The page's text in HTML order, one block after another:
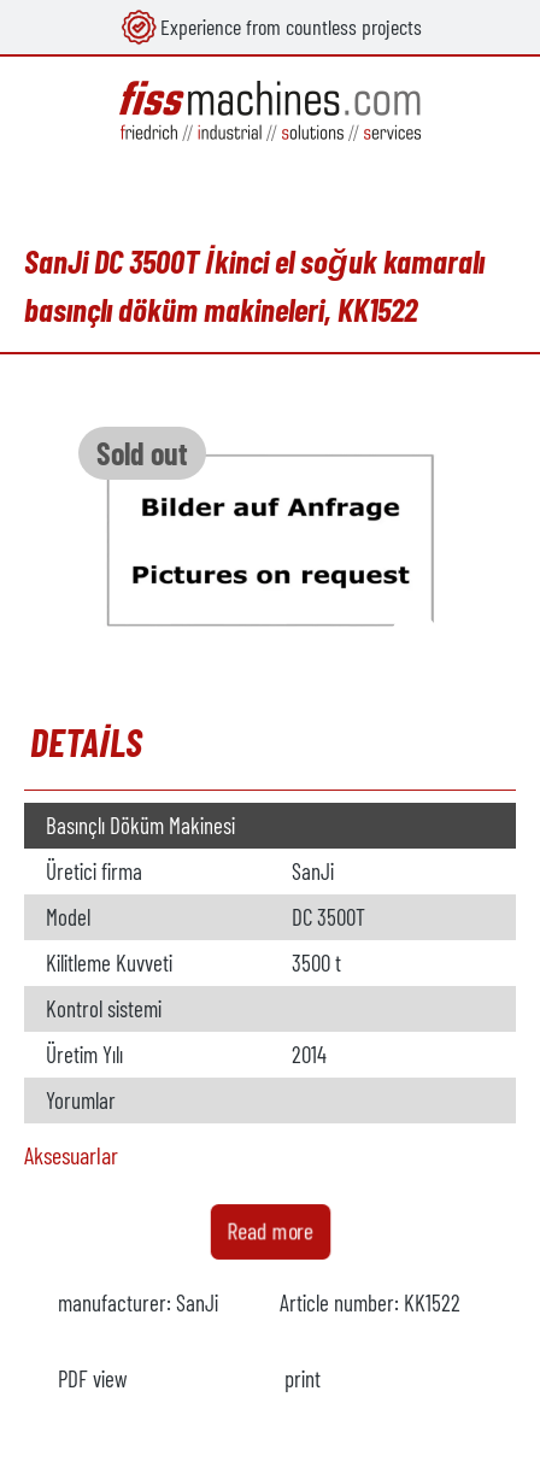
Experience from countless projects
SanJi DC 3500T İkinci el soğuk kamaralı
basınçlı döküm makineleri, KK1522
Sold out
DETAILS
Basınçlı Döküm Makinesi
Üretici firma
SanJi
Model
DC 3500T
Kilitleme Kuvveti
3500 t
Kontrol sistemi
Üretim Yılı
2014
Yorumlar
Aksesuarlar
mevcut
Model
Yıl
Read more
manufacturer: SanJi Article number: KK1522
PDF view print